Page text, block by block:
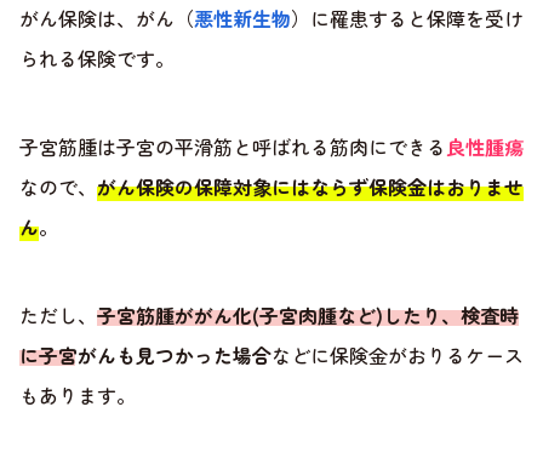
がん保険は、がん（悪性新生物）に罹患すると保障を受け
られる保険です。
子宮筋腫は子宮の平滑筋と呼ばれる筋肉にできる良性腫瘍
なので、 がん保険の保障対象にはならず保険金はおりませ
ん。
ただし、 子宮筋腫ががん化(子宮肉腫など)したり、検査時
に子宮がんも見つかった場合などに保険金がおりるケース
もあります。